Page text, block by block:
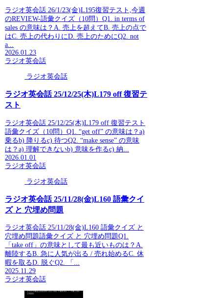
ラジオ英会話 26/1/23(金)L195復習テスト,今週
のREVIEW-語彙クイズ（10問）Q1. in terms of
sales の意味は？A. 売上を超えてB. 売上の点で
はC. 売上の代わりにD. 売上のためにQ2. not
a...
2026.01.23
ラジオ英会話
ラジオ英会話
ラジオ英会話 25/12/25(木)L179 off 復習テ
スト
ラジオ英会話 25/12/25(木)L179 off 復習テスト
語彙クイズ（10問）Q1. “get off” の意味は？a)
乗るb) 降りるc) 待つQ2. “make sense” の意味
は？a) 理解できないb) 意味を作るc) 納...
2026.01.01
ラジオ英会話
ラジオ英会話
ラジオ英会話 25/11/28(金)L160 語彙クイ
ズ と 穴埋め問題
ラジオ英会話 25/11/28(金)L160 語彙クイズ と
穴埋め問題語彙クイズ と 穴埋め問題Q1.
「take off」の意味として最も近いものは？A.
離陸するB. 急に人気が出る / 売れ始めるC. 休
暇を取るD. 脱ぐQ2. 「...
2025.11.29
ラジオ英会話